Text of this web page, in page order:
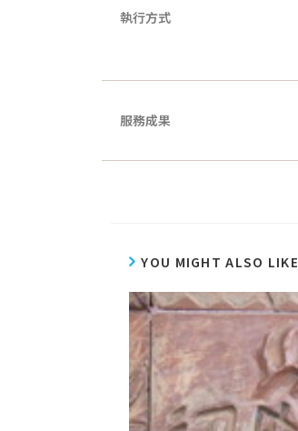
執行方式
服務成果
YOU MIGHT ALSO LIKE